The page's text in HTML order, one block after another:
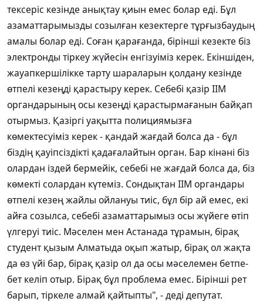
тексеріс кезінде анықтау қиын емес болар еді. Бұл
азаматтарымызды созылған кезектерге тұрғызбаудың
амалы болар еді. Соған қарағанда, бірінші кезекте біз
электронды тіркеу жүйесін енгізуіміз керек. Екіншіден,
жауапкершілікке тарту шараларын қолдану кезінде
өтпелі кезеңді қарастыру керек. Себебі қазір ІІМ
органдарының осы кезеңді қарастырмағанын байқап
отырмыз. Қазіргі уақытта полициямызға
көмектесуіміз керек - қандай жағдай болса да - бұл
біздің қауіпсіздікті қадағалайтын орган. Бар кінәні біз
олардан іздей бермейік, себебі не жағдай болса да, біз
көмекті солардан күтеміз. Сондықтан ІІМ органдары
өтпелі кезең жайлы ойлануы тиіс, бұл бір ай емес, екі
айға созылса, себебі азаматтарымыз осы жүйеге өтіп
үлгеруі тиіс. Мәселен мен Астанада тұрамын, бірақ
студент қызым Алматыда оқып жатыр, бірақ ол жақта
да өз үйі бар, бірақ қазір ол да осы мәселемен бетпе-
бет келіп отыр. Бірақ бұл проблема емес. Бірінші рет
барып, тіркеле алмай қайтыпты", - деді депутат.